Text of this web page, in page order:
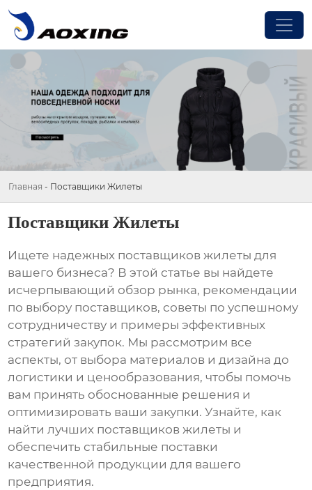
Главная - Поставщики Жилеты
Поставщики Жилеты
Ищете надежных поставщиков жилеты для
вашего бизнеса? В этой статье вы найдете
исчерпывающий обзор рынка, рекомендации
по выбору поставщиков, советы по успешному
сотрудничеству и примеры эффективных
стратегий закупок. Мы рассмотрим все
аспекты, от выбора материалов и дизайна до
логистики и ценообразования, чтобы помочь
вам принять обоснованные решения и
оптимизировать ваши закупки. Узнайте, как
найти лучших поставщиков жилеты и
обеспечить стабильные поставки
качественной продукции для вашего
предприятия.